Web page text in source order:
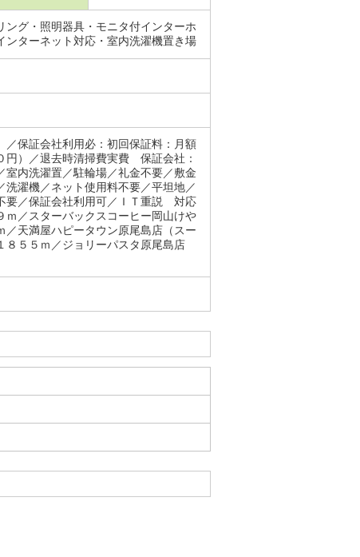
グ・照明器具・モニタ付インターホ
ターネット対応・室内洗濯機置き場
保証会社利用必：初回保証料：月額
円）／退去時清掃費実費 保証会社：
内洗濯置／駐輪場／礼金不要／敷金
濯機／ネット使用料不要／平坦地／
要／保証会社利用可／ＩＴ重説 対応
／スターバックスコーヒー岡山けや
天満屋ハピータウン原尾島店（スー
８５５ｍ／ジョリーパスタ原尾島店